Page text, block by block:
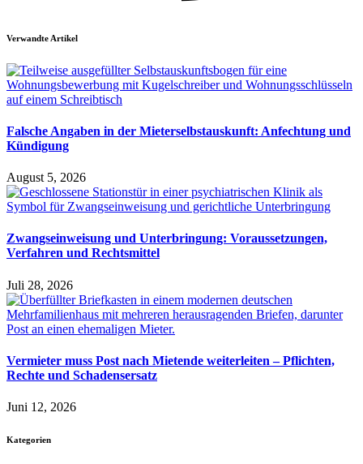
Verwandte Artikel
Falsche Angaben in der Mieterselbstauskunft: Anfechtung und
Kündigung
August 5, 2026
Zwangseinweisung und Unterbringung: Voraussetzungen,
Verfahren und Rechtsmittel
Juli 28, 2026
Vermieter muss Post nach Mietende weiterleiten – Pflichten,
Rechte und Schadensersatz
Juni 12, 2026
Kategorien